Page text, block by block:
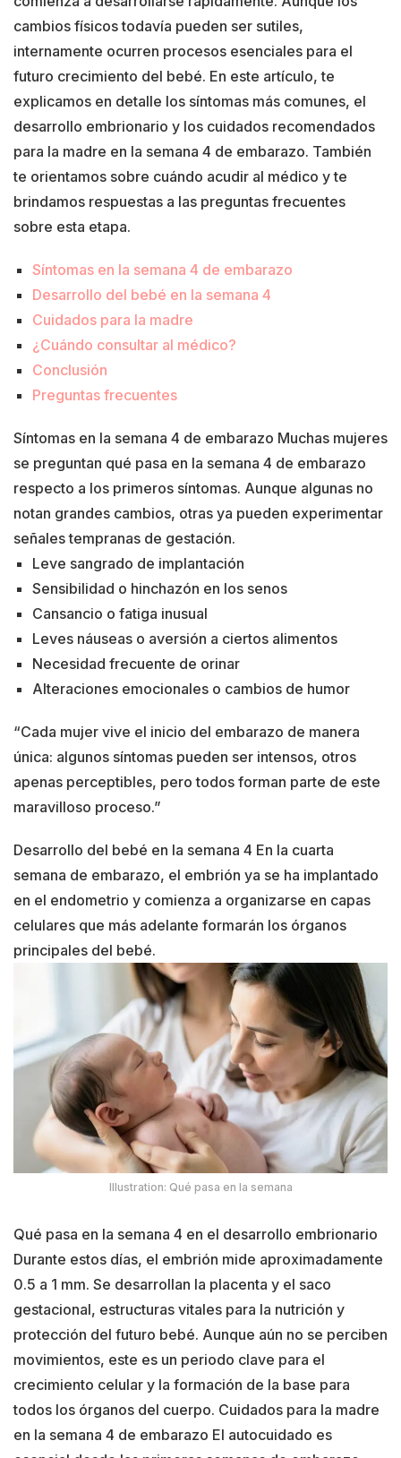
cambios físicos todavía pueden ser sutiles,
internamente ocurren procesos esenciales para el
futuro crecimiento del bebé. En este artículo, te
explicamos en detalle los síntomas más comunes, el
desarrollo embrionario y los cuidados recomendados
para la madre en la semana 4 de embarazo. También
te orientamos sobre cuándo acudir al médico y te
brindamos respuestas a las preguntas frecuentes
sobre esta etapa.
Síntomas en la semana 4 de embarazo
Desarrollo del bebé en la semana 4
Cuidados para la madre
¿Cuándo consultar al médico?
Conclusión
Preguntas frecuentes
Síntomas en la semana 4 de embarazo Muchas mujeres
se preguntan qué pasa en la semana 4 de embarazo
respecto a los primeros síntomas. Aunque algunas no
notan grandes cambios, otras ya pueden experimentar
señales tempranas de gestación.
Leve sangrado de implantación
Sensibilidad o hinchazón en los senos
Cansancio o fatiga inusual
Leves náuseas o aversión a ciertos alimentos
Necesidad frecuente de orinar
Alteraciones emocionales o cambios de humor
“Cada mujer vive el inicio del embarazo de manera
única: algunos síntomas pueden ser intensos, otros
apenas perceptibles, pero todos forman parte de este
maravilloso proceso.”
Desarrollo del bebé en la semana 4 En la cuarta
semana de embarazo, el embrión ya se ha implantado
en el endometrio y comienza a organizarse en capas
celulares que más adelante formarán los órganos
principales del bebé.
Illustration: Qué pasa en la semana
Qué pasa en la semana 4 en el desarrollo embrionario
Durante estos días, el embrión mide aproximadamente
0.5 a 1 mm. Se desarrollan la placenta y el saco
gestacional, estructuras vitales para la nutrición y
protección del futuro bebé. Aunque aún no se perciben
movimientos, este es un periodo clave para el
crecimiento celular y la formación de la base para
todos los órganos del cuerpo. Cuidados para la madre
en la semana 4 de embarazo El autocuidado es